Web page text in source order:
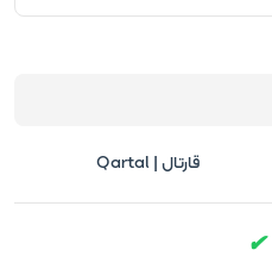
قارتال | Qartal